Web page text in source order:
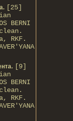
[25]
BERNI
RKF.
[9]
BERNI
RKF.